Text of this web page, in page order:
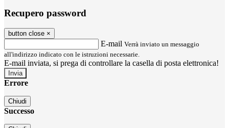
Recupero password
button close ×
E-mail Verrà inviato un messaggio
all'indirizzo indicato con le istruzioni necessarie.
E-mail inviata, si prega di controllare la casella di posta elettronica!
Errore
Chiudi
Successo